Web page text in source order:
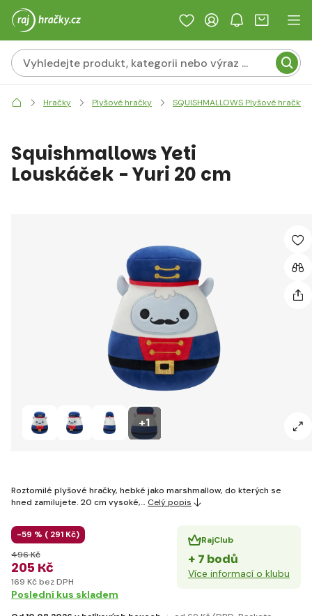
Hračky Plyšové hračky SQUISHMALLOWS Plyšové hračky
+1
Squishmallows Yeti
Louskáček - Yuri 20 cm
Roztomilé plyšové hračky, hebké jako marshmallow, do kterých se
hned zamilujete. 20 cm vysoké,… Celý popis
-59 % ( 291 Kč)
205 Kč
496 Kč
169 Kč bez DPH
RajClub
+ 7 bodů
Více informací o klubu
Poslední kus skladem